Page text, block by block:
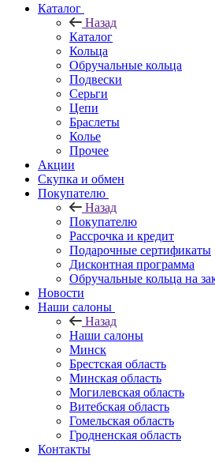
Каталог
Назад
Каталог
Кольца
Обручальные кольца
Подвески
Серьги
Цепи
Браслеты
Колье
Прочее
Акции
Скупка и обмен
Покупателю
Назад
Покупателю
Рассрочка и кредит
Подарочные сертификаты
Дисконтная программа
Обручальные кольца на
Новости
Наши салоны
Назад
Наши салоны
Минск
Брестская область
Минская область
Могилевская область
Витебская область
Гомельская область
Гродненская область
Контакты